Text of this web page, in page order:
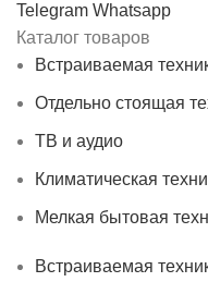
Telegram Whatsapp
Каталог товаров
Встраиваемая
Отдельно стоящая
ТВ и аудио
Климатическая
Мелкая бытовая
Встраиваемая